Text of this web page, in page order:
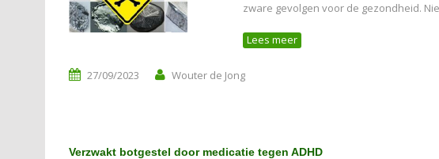
zware gevolgen voor de gezondheid.
Lees meer
27/09/2023 Wouter de Jong
Verzwakt botgestel door medicatie tegen ADHD